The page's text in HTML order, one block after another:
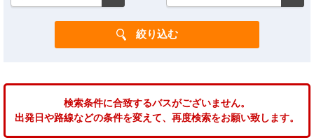
検索条件に合致するバスがございません。
出発日や路線などの条件を変えて、再度検索をお願い致します。